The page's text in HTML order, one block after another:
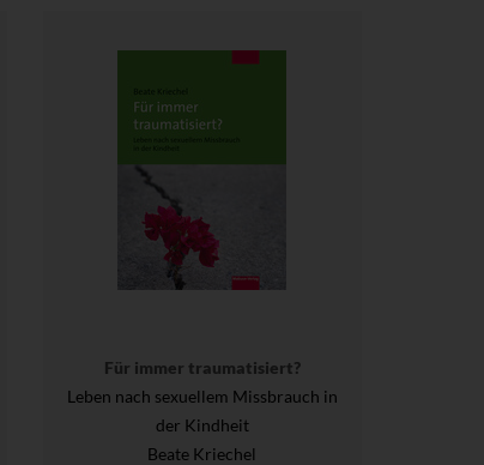
Für immer traumatisiert?
Leben nach sexuellem Missbrauch in
der Kindheit
Beate Kriechel